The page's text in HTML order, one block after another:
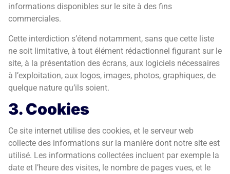
informations disponibles sur le site à des fins
commerciales.
Cette interdiction s’étend notamment, sans que cette liste
ne soit limitative, à tout élément rédactionnel figurant sur le
site, à la présentation des écrans, aux logiciels nécessaires
à l’exploitation, aux logos, images, photos, graphiques, de
quelque nature qu’ils soient.
3. Cookies
Ce site internet utilise des cookies, et le serveur web
collecte des informations sur la manière dont notre site est
utilisé. Les informations collectées incluent par exemple la
date et l’heure des visites, le nombre de pages vues, et le